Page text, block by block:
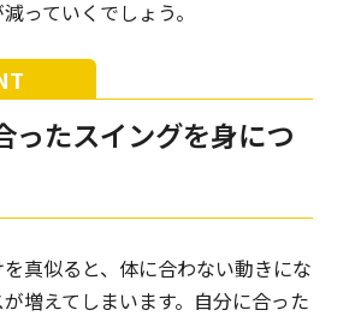
っていくでしょう。
ったスイングを身につ
真似ると、体に合わない動きにな
増えてしまいます。自分に合った